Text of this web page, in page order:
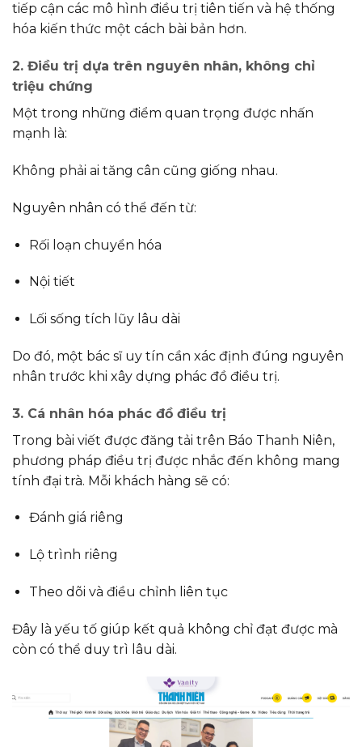
tiếp cận các mô hình điều trị tiên tiến và hệ thống
hóa kiến thức một cách bài bản hơn.
2. Điều trị dựa trên nguyên nhân, không chỉ
triệu chứng
Một trong những điểm quan trọng được nhấn
mạnh là:
Không phải ai tăng cân cũng giống nhau.
Nguyên nhân có thể đến từ:
Rối loạn chuyển hóa
Nội tiết
Lối sống tích lũy lâu dài
Do đó, một bác sĩ uy tín cần xác định đúng nguyên
nhân trước khi xây dựng phác đồ điều trị.
3. Cá nhân hóa phác đồ điều trị
Trong bài viết được đăng tải trên Báo Thanh Niên,
phương pháp điều trị được nhắc đến không mang
tính đại trà. Mỗi khách hàng sẽ có:
Đánh giá riêng
Lộ trình riêng
Theo dõi và điều chỉnh liên tục
Đây là yếu tố giúp kết quả không chỉ đạt được mà
còn có thể duy trì lâu dài.